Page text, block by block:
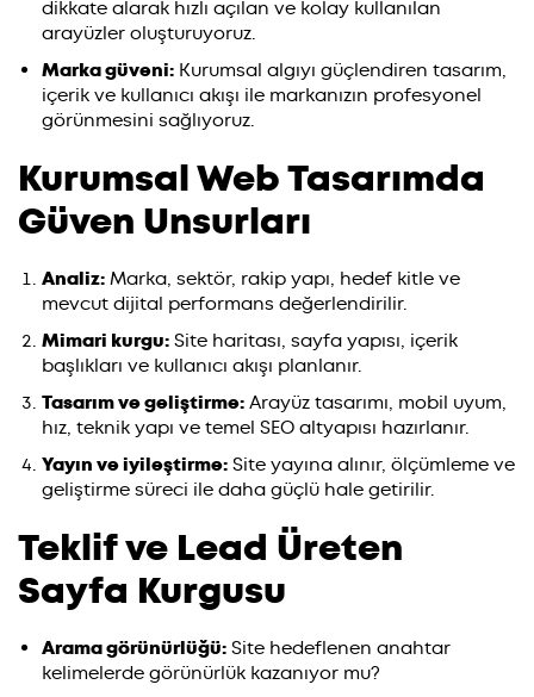
dikkate alarak hızlı açılan ve kolay kullanılan
arayüzler oluşturuyoruz.
Marka güveni: Kurumsal algıyı güçlendiren tasarım,
içerik ve kullanıcı akışı ile markanızın profesyonel
görünmesini sağlıyoruz.
Kurumsal Web Tasarımda
Güven Unsurları
Analiz: Marka, sektör, rakip yapı, hedef kitle ve
mevcut dijital performans değerlendirilir.
Mimari kurgu: Site haritası, sayfa yapısı, içerik
başlıkları ve kullanıcı akışı planlanır.
Tasarım ve geliştirme: Arayüz tasarımı, mobil uyum,
hız, teknik yapı ve temel SEO altyapısı hazırlanır.
Yayın ve iyileştirme: Site yayına alınır, ölçümleme ve
geliştirme süreci ile daha güçlü hale getirilir.
Teklif ve Lead Üreten
Sayfa Kurgusu
Arama görünürlüğü: Site hedeflenen anahtar
kelimelerde görünürlük kazanıyor mu?